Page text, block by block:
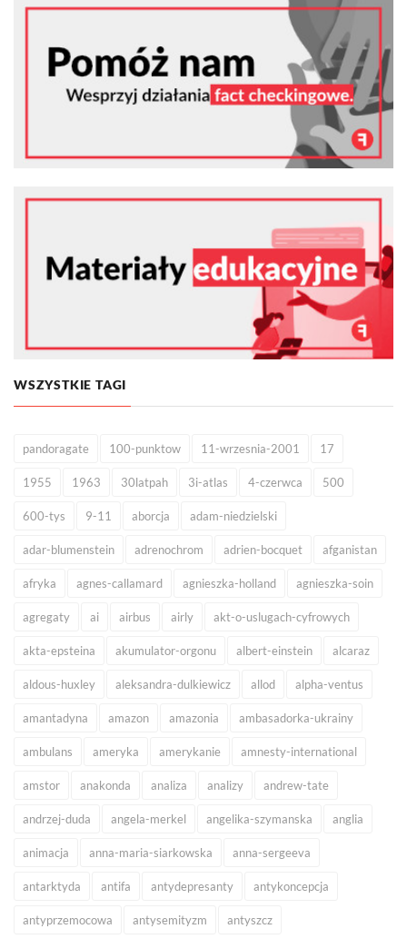
WSZYSTKIE TAGI
pandoragate 100-punktow 11-wrzesnia-2001 17
1955 1963 30latpah 3i-atlas 4-czerwca 500
600-tys 9-11 aborcja adam-niedzielski
adar-blumenstein adrenochrom adrien-bocquet afganistan
afryka agnes-callamard agnieszka-holland agnieszka-soin
agregaty ai airbus airly akt-o-uslugach-cyfrowych
akta-epsteina akumulator-orgonu albert-einstein alcaraz
aldous-huxley aleksandra-dulkiewicz allod alpha-ventus
amantadyna amazon amazonia ambasadorka-ukrainy
ambulans ameryka amerykanie amnesty-international
amstor anakonda analiza analizy andrew-tate
andrzej-duda angela-merkel angelika-szymanska anglia
animacja anna-maria-siarkowska anna-sergeeva
antarktyda antifa antydepresanty antykoncepcja
antyprzemocowa antysemityzm antyszcz